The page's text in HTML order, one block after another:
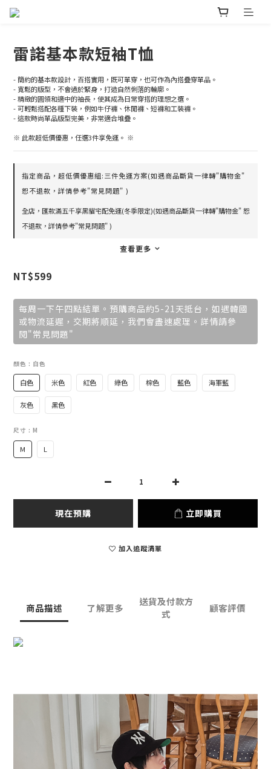
雷諾基本款短袖T恤
- 簡約的基本款設計，百搭實用，既可單穿，也可作為內搭疊穿單品。
- 寬鬆的版型，不會過於緊身，打造自然俐落的輪廓。
- 精緻的圓領和適中的袖長，使其成為日常穿搭的理想之選。
- 可輕鬆搭配各種下裝，例如牛仔褲、休閒褲、短褲和工裝褲。
- 這款時尚單品版型完美，非常適合堆疊。
※ 此款超低價優惠，任選3件享免運。 ※
指定商品，超低價優惠組:三件免運方案(如遇商品斷貨一律轉"購物金"
恕不退款，詳情參考"常見問題" )
全店，匯款滿五千享黑貓宅配免運(冬季限定)(如遇商品斷貨一律轉"購物金" 恕
不退款，詳情參考"常見問題" )
查看更多
NT$599
每周一下午四點結單。預購商品約5-21天抵台，如遇韓國
或物流延遲，交期將順延，我們會盡速處理。詳情請參
閱"常見問題"
顏色 : 白色
白色 米色 紅色 綠色 棕色 藍色 海軍藍
灰色 黑色
尺寸 : M
M L
現在預購 立即購買
加入追蹤清單
商品描述 了解更多
送貨及付款方
式
顧客評價